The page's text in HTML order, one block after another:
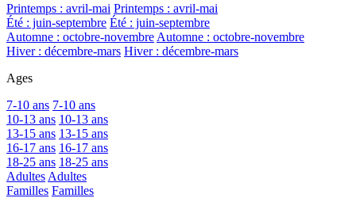
Printemps : avril-mai Printemps : avril-mai
Été : juin-septembre Été : juin-septembre
Automne : octobre-novembre Automne : octobre-novembre
Hiver : décembre-mars Hiver : décembre-mars
Ages
7-10 ans 7-10 ans
10-13 ans 10-13 ans
13-15 ans 13-15 ans
16-17 ans 16-17 ans
18-25 ans 18-25 ans
Adultes Adultes
Familles Familles